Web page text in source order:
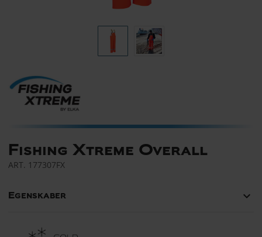
Fishing Xtreme Overall
ART. 177307FX
Egenskaber keyboard_arrow_down